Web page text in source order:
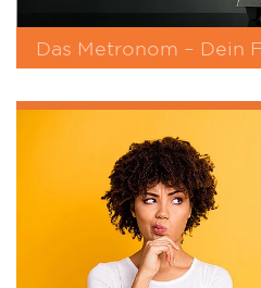
Das Metronom – Dein